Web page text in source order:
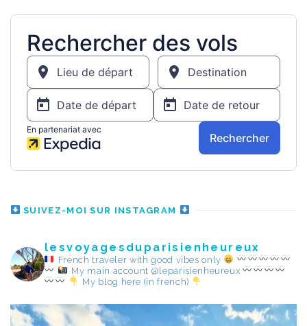
SUIVEZ-MOI SUR INSTAGRAM
lesvoyagesduparisienheureux
French traveler with good vibes only
My main account @leparisienheureux
My blog here (in french)